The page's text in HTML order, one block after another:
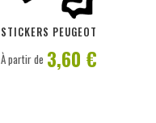
STICKERS PEUGEOT
PERSONNALISER
À partir de 3,60 €